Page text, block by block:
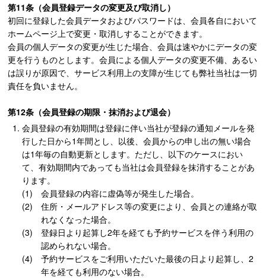
第11条（会員登録データの変更及び取消し）
初回に登録した会員データおよびパスワードは、会員各自において
ホームページ上で変更・取消しすることができます。
会員の個人データの変更が生じた場合、会員は速やかにデータの変
更を行うものとします。会員による個人データの変更不備、あるい
は誤りが原因で、サービス利用上の支障が生じても弊社当社は一切
責任を負いません。
第12条（会員登録の期限・抹消および退会）
会員登録の有効期間は登録に伴い当社が登録の通知メールを発
行した日から1年間とし、以後、会員からの申し出の無い場合
は1年毎の自動更新とします。ただし、以下のケースにおい
て、有効期間内であっても当社は会員登録を抹消することがあ
ります。
会員登録の内容に虚偽等が発生した場合。
住所・メールアドレス等の変更により、会員との連絡が取
れなくなった場合。
登録日より起算し2年を経ても予約サービスを伴う利用の
認められない場合。
予約サービスをご利用いただいた最後の日より起算し、2
年を経ても利用のない場合。